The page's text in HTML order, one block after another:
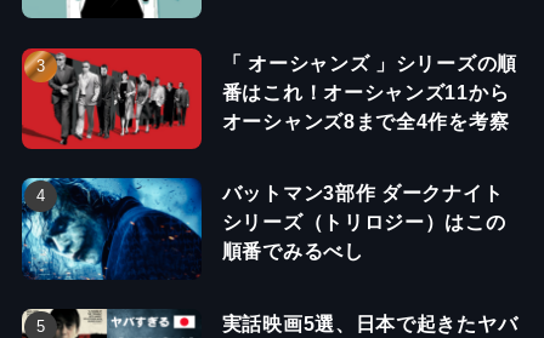
「 オーシャンズ 」シリーズの順
番はこれ！オーシャンズ11から
オーシャンズ8まで全4作を考察
バットマン3部作 ダークナイト
シリーズ（トリロジー）はこの
順番でみるべし
実話映画5選、日本で起きたヤバ